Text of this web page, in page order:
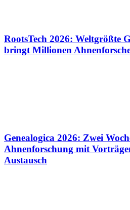
RootsTech 2026: Weltgrößte
bringt Millionen
Genealogica 2026: Zwei
Ahnenforschung mit
Austausch